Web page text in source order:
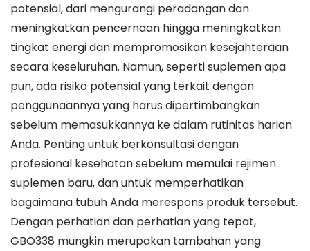
potensial, dari mengurangi peradangan dan
meningkatkan pencernaan hingga meningkatkan
tingkat energi dan mempromosikan kesejahteraan
secara keseluruhan. Namun, seperti suplemen apa
pun, ada risiko potensial yang terkait dengan
penggunaannya yang harus dipertimbangkan
sebelum memasukkannya ke dalam rutinitas harian
Anda. Penting untuk berkonsultasi dengan
profesional kesehatan sebelum memulai rejimen
suplemen baru, dan untuk memperhatikan
bagaimana tubuh Anda merespons produk tersebut.
Dengan perhatian dan perhatian yang tepat,
GBO338 mungkin merupakan tambahan yang